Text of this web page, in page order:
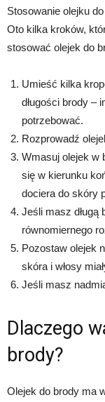
Stosowanie olejku
Oto kilka kroków,
stosować olejek do
Umieść kilka
długości brody –
potrzebować.
Rozprowadź
Wmasuj olejek w
się w kierunku
dociera do skóry
Jeśli masz długą
równomiernego
Pozostaw olejek
skóra i włosy
Jeśli masz
Dlaczego
brody?
Olejek do brody ma